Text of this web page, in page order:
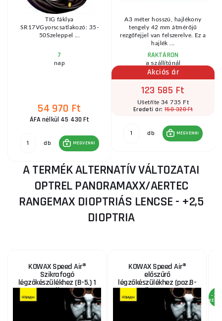
TIG fáklya
SR17VGyorscsatlakozó: 35-
50Szeleppel ...
7
nap
54 970 Ft
ÁFA nélkül 45 430 Ft
db MEGVENNI
A3 méter hosszú, hajlékony
tengely 42 mm átmérőjű
rezgőfejjel van felszerelve. Ez a
hajlék ...
RAKTÁRON
a szállítónál
Akciós ár
123 585 Ft
Ušetříte 34 735 Ft
Eredeti ár: 158 320 Ft
db MEGVENNI
A TERMÉK ALTERNATÍV VÁLTOZATAI
OPTREL PANORAMAXX/AERTEC
RANGEMAX DIOPTRIÁS LENCSE - +2,5
DIOPTRIA
KOWAX Speed Air®
Szikrafogó
légzőkészülékhez (B-5.) 1
db
KOWAX Speed Air®
előszűrő
légzőkészülékhez (poz.B-
4.) 5 db-os csomag. -71